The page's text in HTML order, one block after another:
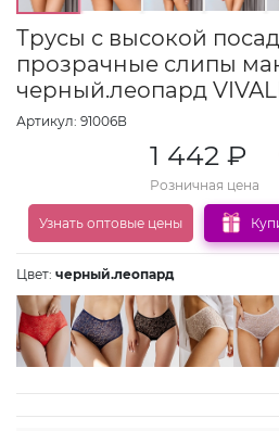
Трусы с высокой
прозрачные слипы
черный.леопард
Артикул: 91006В
1 442 ₽
Розничная цена
Узнать оптовые цены
Цвет: черный.леопард